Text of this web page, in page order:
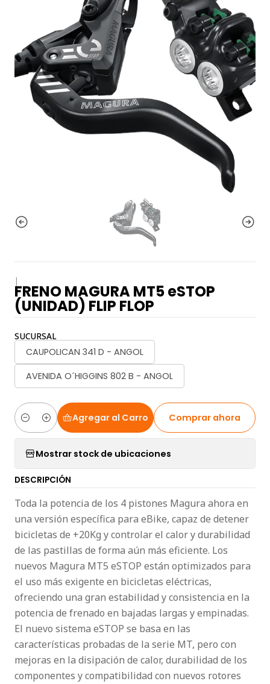
|
FRENO MAGURA MT5 eSTOP
(UNIDAD) FLIP FLOP
SUCURSAL
CAUPOLICAN 341 D - ANGOL
AVENIDA O´HIGGINS 802 B - ANGOL
Cantidad
Agregar al Carro Comprar ahora
Mostrar stock de ubicaciones
DESCRIPCIÓN
Toda la potencia de los 4 pistones Magura ahora en
una versión específica para eBike, capaz de detener
bicicletas de +20Kg y controlar el calor y durabilidad
de las pastillas de forma aún más eficiente. Los
nuevos Magura MT5 eSTOP están optimizados para
el uso más exigente en bicicletas eléctricas,
ofreciendo una gran estabilidad y consistencia en la
potencia de frenado en bajadas largas y empinadas.
El nuevo sistema eSTOP se basa en las
características probadas de la serie MT, pero con
mejoras en la disipación de calor, durabilidad de los
componentes y compatibilidad con nuevos rotores